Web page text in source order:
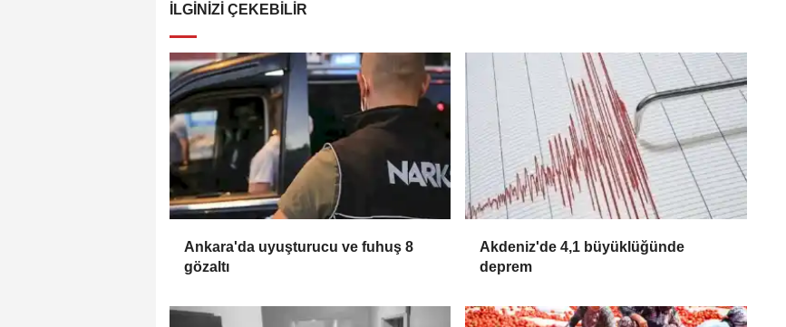
İLGINIZI ÇEKEBILIR
Ankara'da uyuşturucu ve fuhuş 8
gözaltı
Akdeniz'de 4,1 büyüklüğünde
deprem